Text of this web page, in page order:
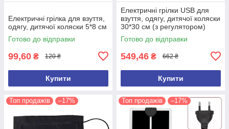
Електричні грілка для взуття,
одягу, дитячої коляски 5*8 см
Готово до відправки
99,60 ₴ 120 ₴
Купити
Електричні грілки USB для
взуття, одягу, дитячої коляски
30*30 см (з регулятором)
Готово до відправки
549,46 ₴ 662 ₴
Купити
Топ продажів –17% Топ продажів –17%